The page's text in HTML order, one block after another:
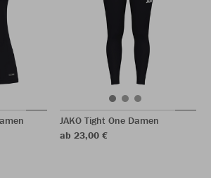
JAKO Tight One Damen
ab 23,00 €